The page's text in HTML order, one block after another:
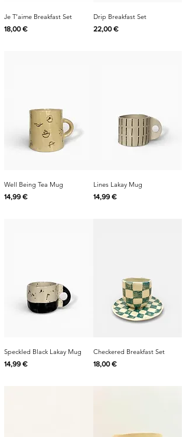
Je T’aime Breakfast Set
Cijena
18,00 €
Drip Breakfast Set
Cijena
22,00 €
Well Being Tea Mug
Cijena
14,99 €
Lines Lakay Mug
Cijena
14,99 €
Speckled Black Lakay Mug
Cijena
14,99 €
Checkered Breakfast Set
Cijena
18,00 €